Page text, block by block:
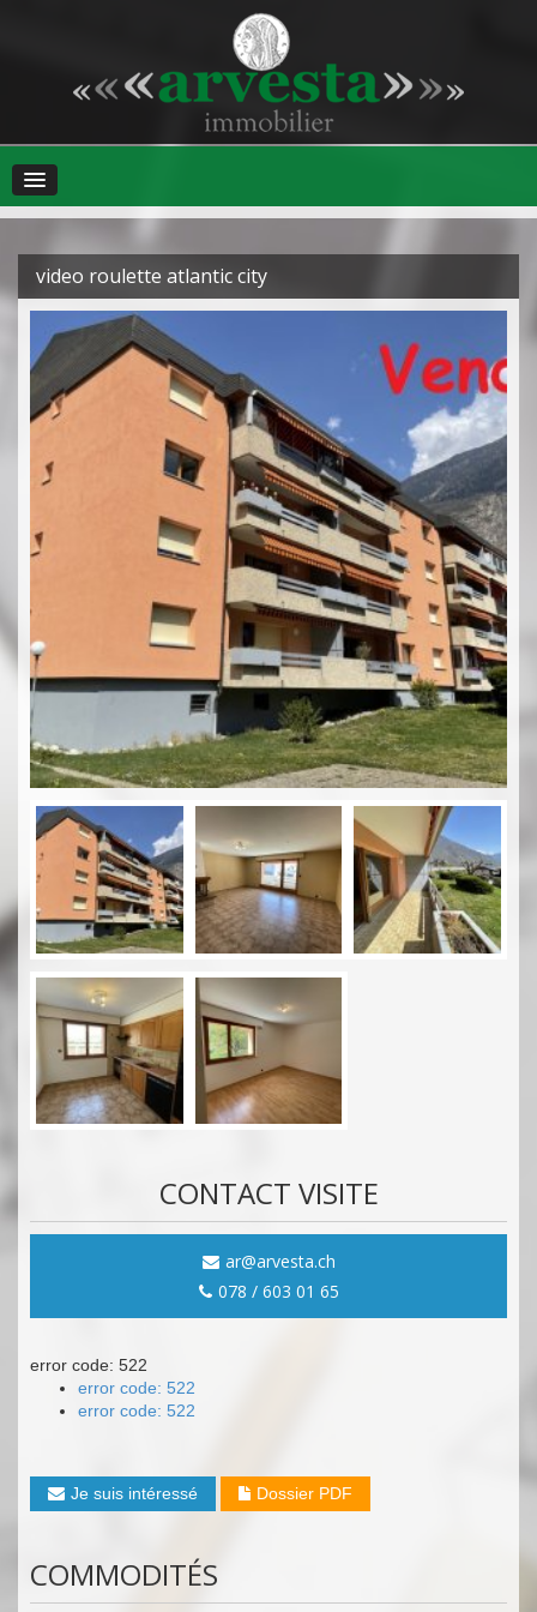
video roulette atlantic city
CONTACT VISITE
ar@arvesta.ch
078 / 603 01 65
error code: 522
error code: 522
error code: 522
Je suis intéressé Dossier PDF
COMMODITÉS